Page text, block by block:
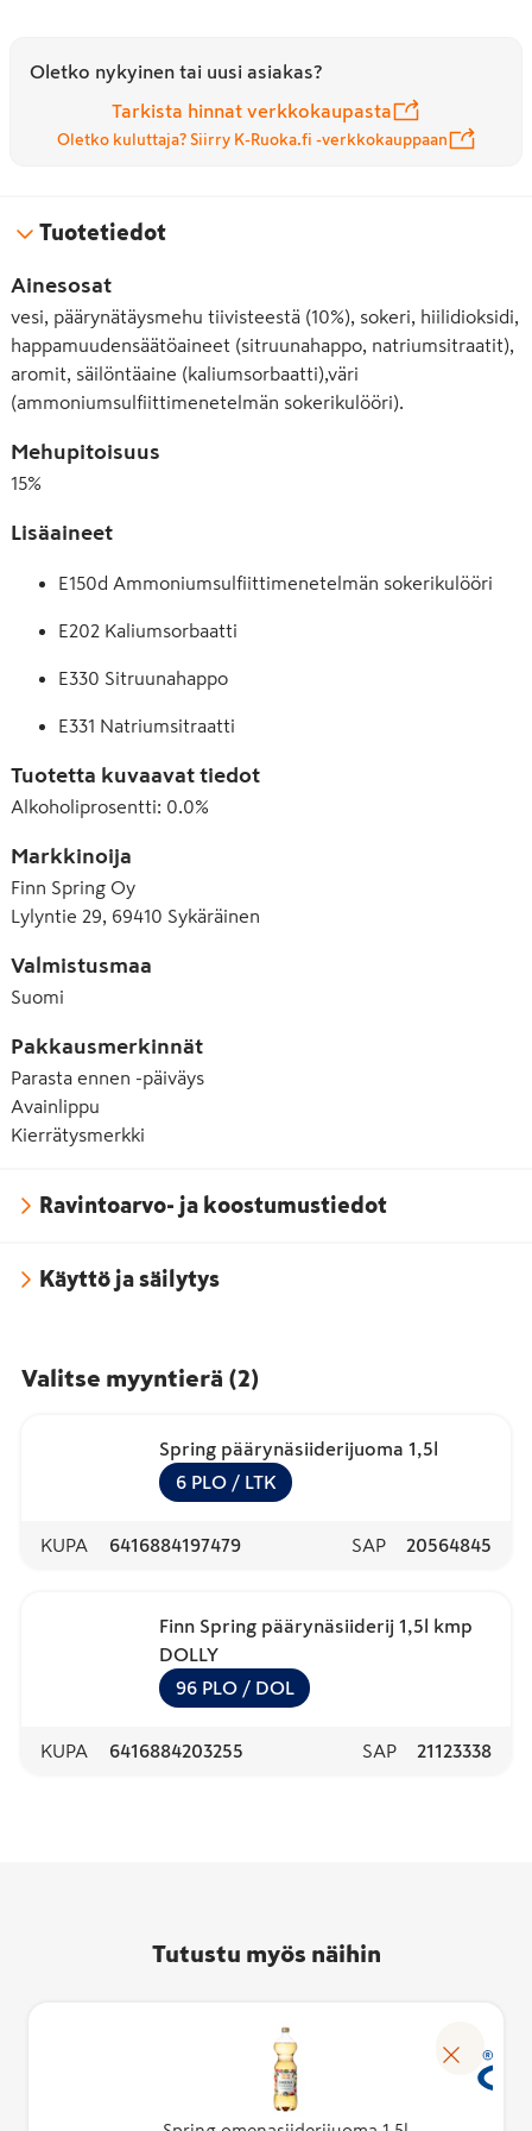
Oletko nykyinen tai uusi asiakas?
Tarkista hinnat verkkokaupasta
Oletko kuluttaja? Siirry K-Ruoka.fi -verkkokauppaan
Tuotetiedot
Ainesosat
vesi, päärynätäysmehu tiivisteestä (10%), sokeri, hiilidioksidi,
happamuudensäätöaineet (sitruunahappo, natriumsitraatit),
aromit, säilöntäaine (kaliumsorbaatti),väri
(ammoniumsulfiittimenetelmän sokerikulööri).
Mehupitoisuus
15%
Lisäaineet
E150d Ammoniumsulfiittimenetelmän sokerikulööri
E202 Kaliumsorbaatti
E330 Sitruunahappo
E331 Natriumsitraatti
Tuotetta kuvaavat tiedot
Alkoholiprosentti: 0.0%
Markkinoija
Finn Spring Oy
Lylyntie 29, 69410 Sykäräinen
Valmistusmaa
Suomi
Pakkausmerkinnät
Parasta ennen -päiväys
Avainlippu
Kierrätysmerkki
Ravintoarvo- ja koostumustiedot
Käyttö ja säilytys
Valitse myyntierä (2)
Spring päärynäsiiderijuoma 1,5l
6 PLO / LTK
KUPA 6416884197479 SAP 20564845
Finn Spring päärynäsiiderij 1,5l kmp
DOLLY
96 PLO / DOL
KUPA 6416884203255 SAP 21123338
Tutustu myös näihin